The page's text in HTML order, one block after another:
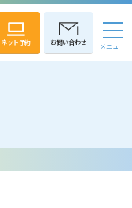
お問い合わせ
ネット予約